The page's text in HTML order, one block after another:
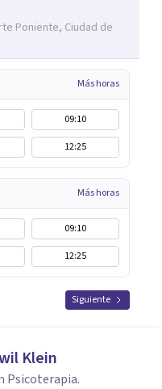
Poniente, Ciudad de
Más horas
09:10
12:25
Más horas
09:10
12:25
Siguiente
Klein
Psicoterapia.